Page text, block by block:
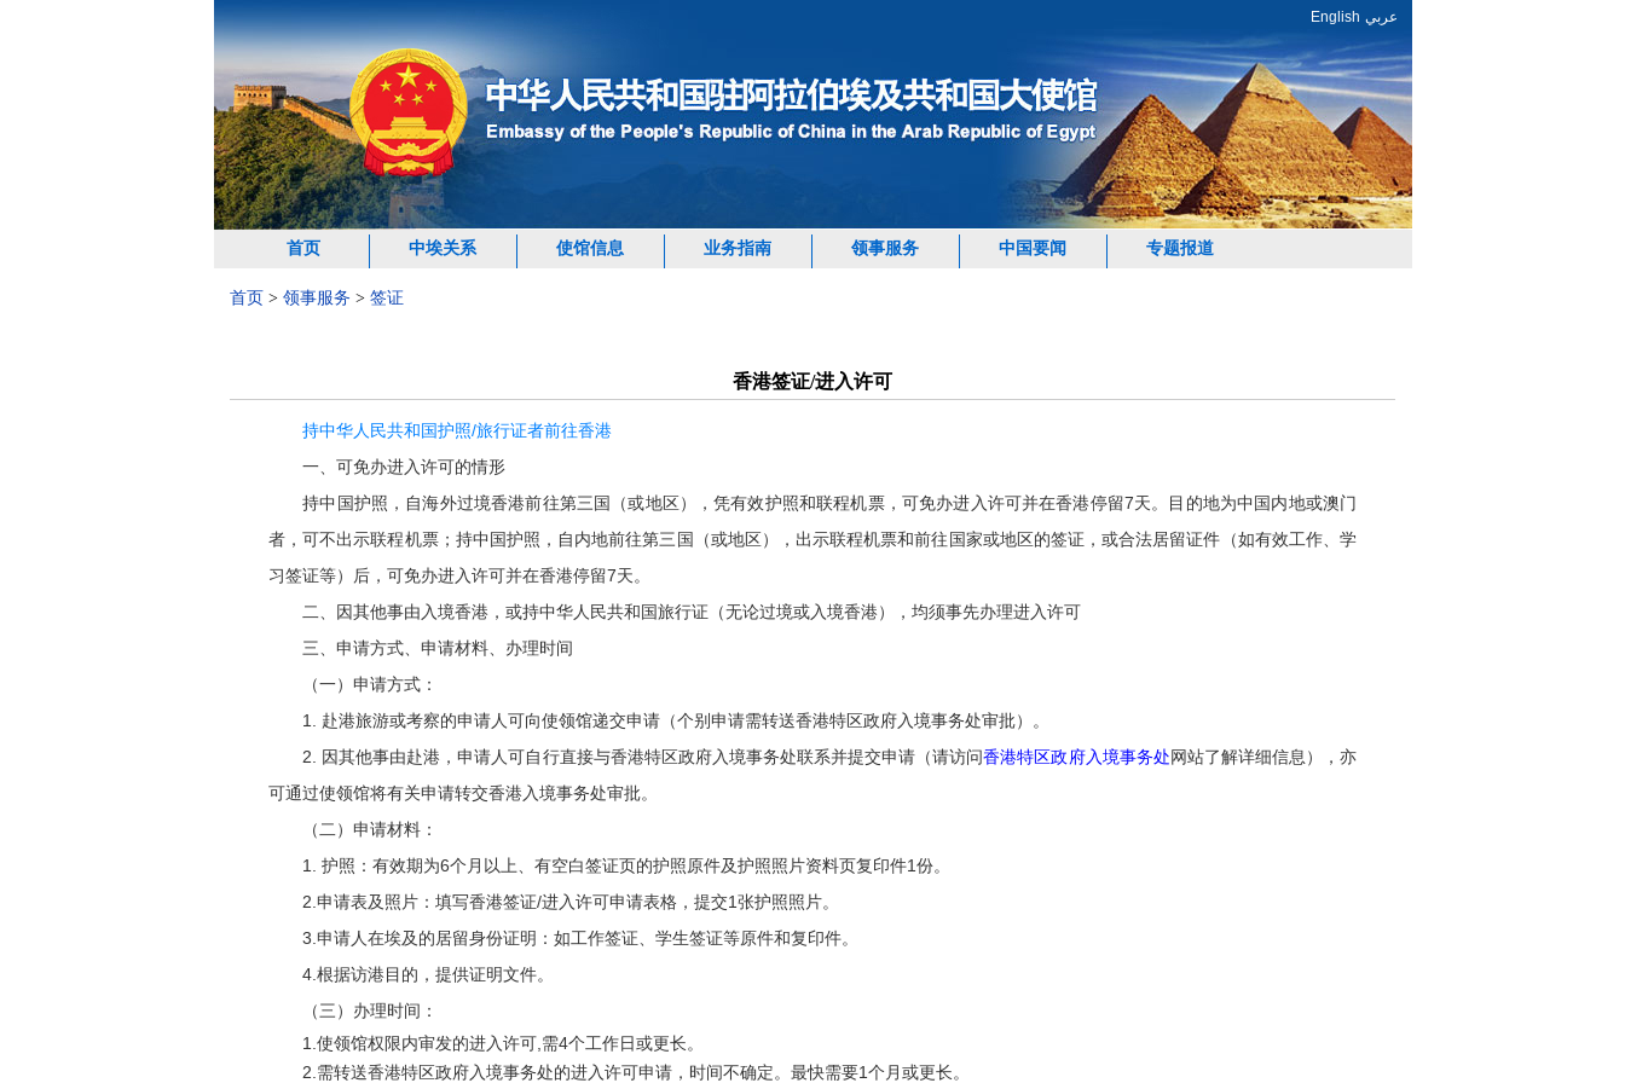
English عربي
首页 中埃关系 使馆信息 业务指南 领事服务 中国要闻 专题报道
首页 > 领事服务 > 签证
香港签证/进入许可
持中华人民共和国护照/旅行证者前往香港
一、可免办进入许可的情形
持中国护照，自海外过境香港前往第三国（或地区），凭有效护照和联程机票，可免办进入许可并在香港停留7天。目的地为中国内地或澳门
者，可不出示联程机票；持中国护照，自内地前往第三国（或地区），出示联程机票和前往国家或地区的签证，或合法居留证件（如有效工作、学
习签证等）后，可免办进入许可并在香港停留7天。
二、因其他事由入境香港，或持中华人民共和国旅行证（无论过境或入境香港），均须事先办理进入许可
三、申请方式、申请材料、办理时间
（一）申请方式：
1. 赴港旅游或考察的申请人可向使领馆递交申请（个别申请需转送香港特区政府入境事务处审批）。
2. 因其他事由赴港，申请人可自行直接与香港特区政府入境事务处联系并提交申请（请访问香港特区政府入境事务处网站了解详细信息），亦
可通过使领馆将有关申请转交香港入境事务处审批。
（二）申请材料：
1. 护照：有效期为6个月以上、有空白签证页的护照原件及护照照片资料页复印件1份。
2.申请表及照片：填写香港签证/进入许可申请表格，提交1张护照照片。
3.申请人在埃及的居留身份证明：如工作签证、学生签证等原件和复印件。
4.根据访港目的，提供证明文件。
（三）办理时间：
1.使领馆权限内审发的进入许可,需4个工作日或更长。
2.需转送香港特区政府入境事务处的进入许可申请，时间不确定。最快需要1个月或更长。